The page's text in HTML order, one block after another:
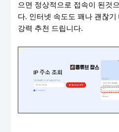
으면 정상적으로 접속이 된것
다. 인터넷 속도도 꽤나 괜찮
강력 추천 드립니다.